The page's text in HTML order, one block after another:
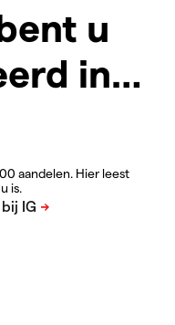
u
in…
aandelen. Hier leest
is.